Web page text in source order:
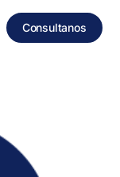
Consultanos